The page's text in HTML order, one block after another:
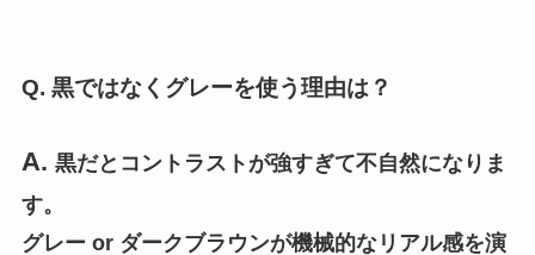
Q. 黒ではなくグレーを使う理由は？
A. 黒だとコントラストが強すぎて不自然になりま
す。
グレー or ダークブラウンが機械的なリアル感を演